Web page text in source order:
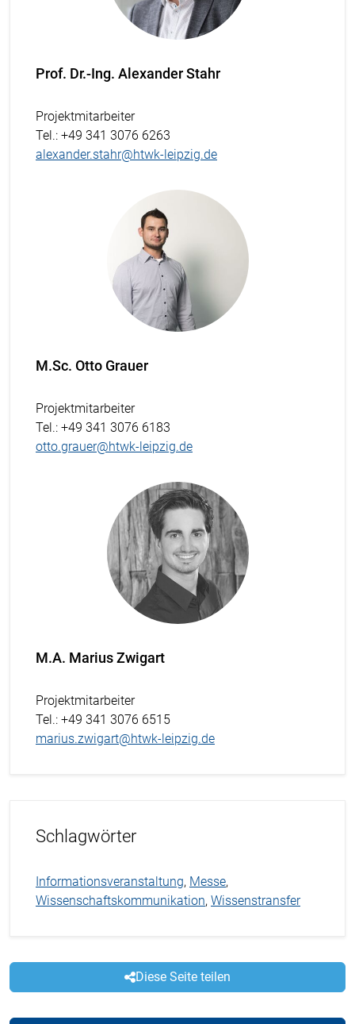
Prof. Dr.-Ing. Alexander Stahr
Projektmitarbeiter
Tel.: +49 341 3076 6263
alexander.stahr@htwk-leipzig.de
M.Sc. Otto Grauer
Projektmitarbeiter
Tel.: +49 341 3076 6183
otto.grauer@htwk-leipzig.de
M.A. Marius Zwigart
Projektmitarbeiter
Tel.: +49 341 3076 6515
marius.zwigart@htwk-leipzig.de
Schlagwörter
Informationsveranstaltung, Messe,
Wissenschaftskommunikation, Wissenstransfer
Diese Seite teilen